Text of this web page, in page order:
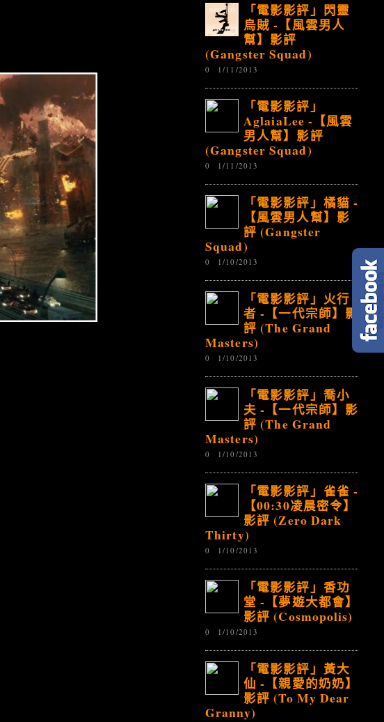
「電影影評」閃靈
烏賊 -【風雲男人
幫】影評
(Gangster Squad)
0 1/11/2013
「電影影評」
AglaiaLee -【風雲
男人幫】影評
(Gangster Squad)
0 1/11/2013
「電影影評」橘貓 -
【風雲男人幫】影
評 (Gangster
Squad)
0 1/10/2013
「電影影評」火行
者 -【一代宗師】影
評 (The Grand
Masters)
0 1/10/2013
「電影影評」喬小
夫 -【一代宗師】影
評 (The Grand
Masters)
0 1/10/2013
「電影影評」雀雀 -
【00:30凌晨密令】
影評 (Zero Dark
Thirty)
0 1/10/2013
「電影影評」香功
堂 -【夢遊大都會】
影評 (Cosmopolis)
0 1/10/2013
「電影影評」黃大
仙 -【親愛的奶奶】
影評 (To My Dear
Granny)